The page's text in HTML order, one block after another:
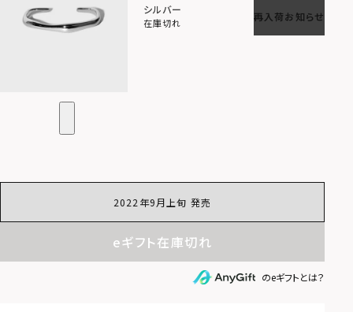
シルバー
在庫切れ
再入荷お知らせ
2022年9月上旬 発売
eギフト在庫切れ
のeギフトとは？